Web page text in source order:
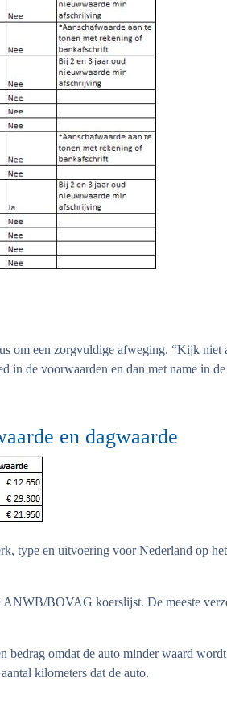
om een zorgvuldige afweging. “Kijk niet
in de voorwaarden en dan met name in de
en dagwaarde
type en uitvoering voor Nederland op
ANWB/BOVAG koerslijst. De meeste
bedrag omdat de auto minder waard
kilometers dat de auto.